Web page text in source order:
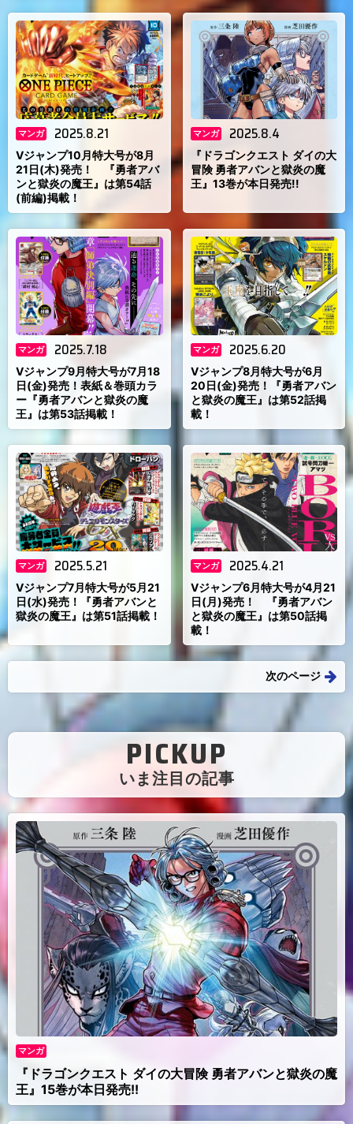
マンガ 2025.8.21
Vジャンプ10月特大号が8月
21日(木)発売！ 『勇者アバ
ンと獄炎の魔王』は第54話
(前編)掲載！
マンガ 2025.8.4
『ドラゴンクエスト ダイの大
冒険 勇者アバンと獄炎の魔
王』13巻が本日発売!!
マンガ 2025.7.18
Vジャンプ9月特大号が7月18
日(金)発売！表紙＆巻頭カラ
ー『勇者アバンと獄炎の魔
王』は第53話掲載！
マンガ 2025.6.20
Vジャンプ8月特大号が6月
20日(金)発売！『勇者アバン
と獄炎の魔王』は第52話掲
載！
マンガ 2025.5.21
Vジャンプ7月特大号が5月21
日(水)発売！『勇者アバンと
獄炎の魔王』は第51話掲載！
マンガ 2025.4.21
Vジャンプ6月特大号が4月21
日(月)発売！ 『勇者アバン
と獄炎の魔王』は第50話掲
載！
次のページ
PICKUP
いま注目の記事
）
マンガ
『ドラゴンクエスト ダイの大冒険 勇者アバンと獄炎の魔
王』15巻が本日発売!!